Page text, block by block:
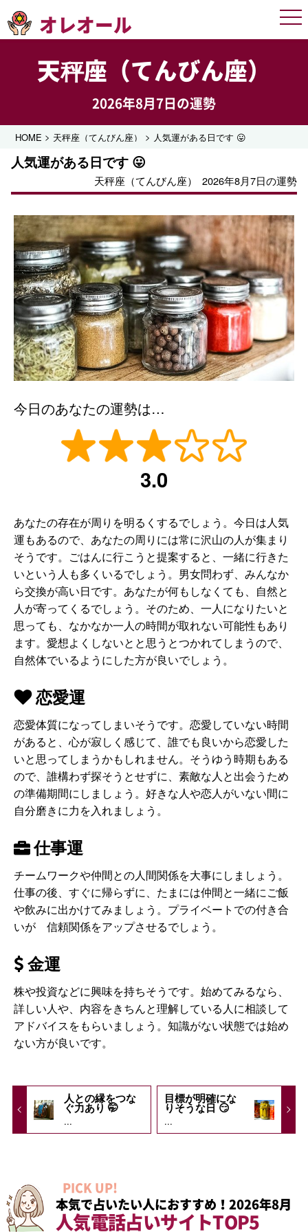
オレオール
天秤座（てんびん座）
2026年8月7日の運勢
HOME > 天秤座（てんびん座） > 人気運がある日です 😛
人気運がある日です 😛
天秤座（てんびん座） 2026年8月7日の運勢
今日のあなたの運勢は…
3.0
あなたの存在が周りを明るくするでしょう。今日は人気
運もあるので、あなたの周りには常に沢山の人が集まり
そうです。ごはんに行こうと提案すると、一緒に行きた
いという人も多くいるでしょう。男女問わず、みんなか
ら交換が高い日です。あなたが何もしなくても、自然と
人が寄ってくるでしょう。そのため、一人になりたいと
思っても、なかなか一人の時間が取れない可能性もあり
ます。愛想よくしないとと思うとつかれてしまうので、
自然体でいるようにした方が良いでしょう。
恋愛運
恋愛体質になってしまいそうです。恋愛していない時間
があると、心が寂しく感じて、誰でも良いから恋愛した
いと思ってしまうかもしれません。そうゆう時期もある
ので、誰構わず探そうとせずに、素敵な人と出会うため
の準備期間にしましょう。好きな人や恋人がいない間に
自分磨きに力を入れましょう。
仕事運
チームワークや仲間との人間関係を大事にしましょう。
仕事の後、すぐに帰らずに、たまには仲間と一緒にご飯
や飲みに出かけてみましょう。プライベートでの付き合
いが 信頼関係をアップさせるでしょう。
金運
株や投資などに興味を持ちそうです。始めてみるなら、
詳しい人や、内容をきちんと理解している人に相談して
アドバイスをもらいましょう。知識がない状態では始め
ない方が良いです。
人との縁をつな
ぐ力あり 🤭
...
目標が明確にな
りそうな日 😏
...
PICK UP!
本気で占いたい人におすすめ！2026年8月
人気電話占いサイトTOP5